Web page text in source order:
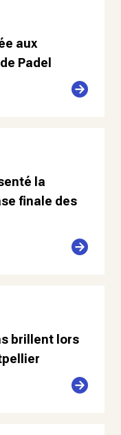
aux
Padel
la
finale des
brillent lors